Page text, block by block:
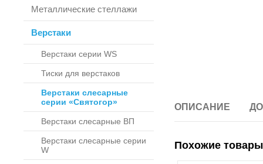
Металлические стеллажи
Верстаки
Верстаки серии WS
Тиски для верстаков
Верстаки слесарные
серии «Святогор»
Верстаки слесарные ВП
Верстаки слесарные серии
W
ОПИСАНИЕ
Похожие